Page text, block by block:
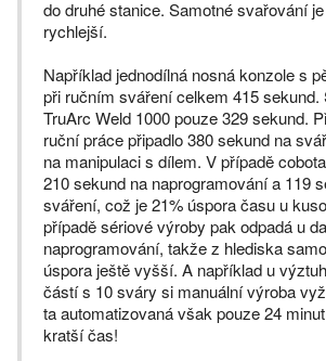
do druhé stanice. Samotné svařování
rychlejší.
Například jednodílná nosná konzole s
při ručním sváření celkem 415 sekund.
TruArc Weld 1000 pouze 329 sekund.
ruční práce připadlo 380 sekund na
na manipulaci s dílem. V případě
210 sekund na naprogramování a 119
sváření, což je 21% úspora času u
případě sériové výroby pak odpadá u
naprogramování, takže z hlediska
úspora ještě vyšší. A například u
částí s 10 sváry si manuální výroba
ta automatizovaná však pouze 24
kratší čas!